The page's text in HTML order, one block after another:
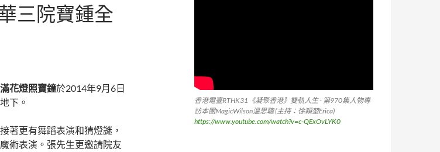
三院寶鍾全
花燈照寶鐘於2014年9月6日
下。
著更有舞蹈表演和猜燈謎，
術表演。張先生更邀請院友
香港電臺RTHK31《凝聚香港》雙軌人生 - 第970集人物專
訪本團MagicWilson溫思聰 (主持：徐穎堃Erica)
https://www.youtube.com/watch?v=c-QExOvLYK0